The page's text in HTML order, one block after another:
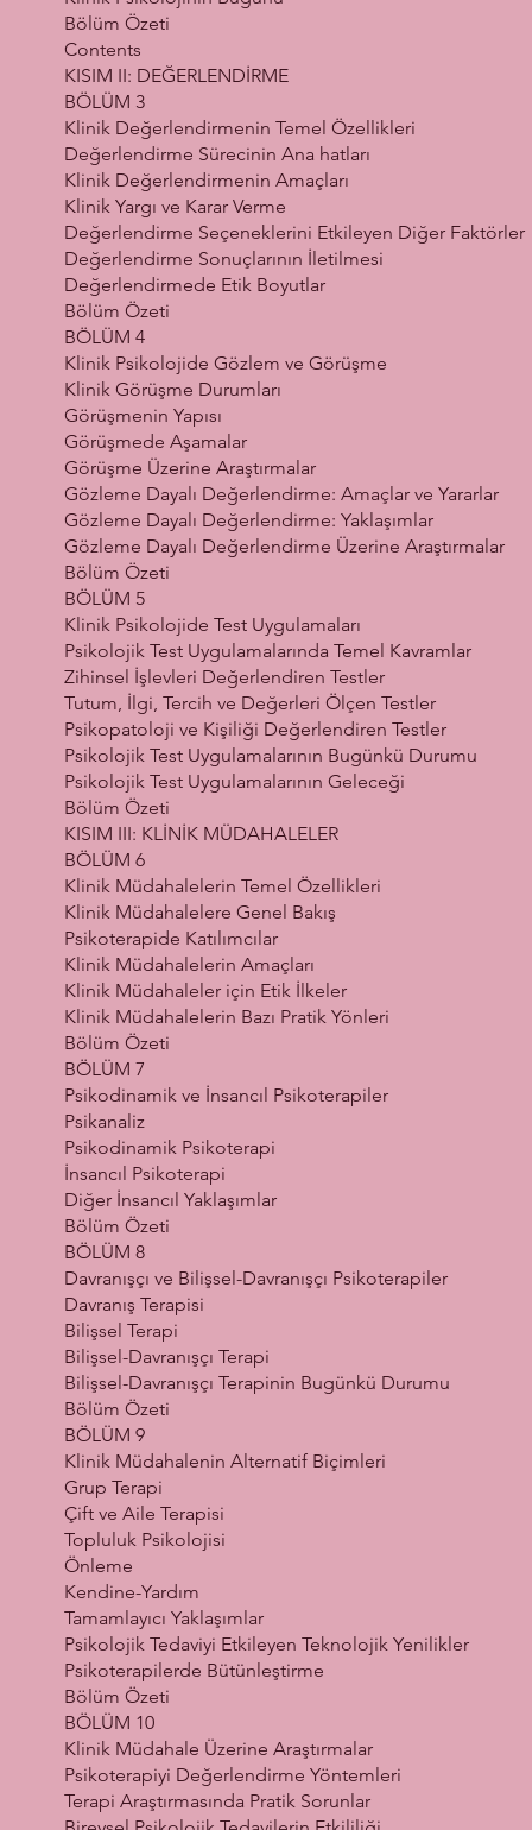
Bölüm Özeti
Contents
KISIM II: DEĞERLENDİRME
BÖLÜM 3
Klinik Değerlendirmenin Temel Özellikleri
Değerlendirme Sürecinin Ana hatları
Klinik Değerlendirmenin Amaçları
Klinik Yargı ve Karar Verme
Değerlendirme Seçeneklerini Etkileyen Diğer Faktörler
Değerlendirme Sonuçlarının İletilmesi
Değerlendirmede Etik Boyutlar
Bölüm Özeti
BÖLÜM 4
Klinik Psikolojide Gözlem ve Görüşme
Klinik Görüşme Durumları
Görüşmenin Yapısı
Görüşmede Aşamalar
Görüşme Üzerine Araştırmalar
Gözleme Dayalı Değerlendirme: Amaçlar ve Yararlar
Gözleme Dayalı Değerlendirme: Yaklaşımlar
Gözleme Dayalı Değerlendirme Üzerine Araştırmalar
Bölüm Özeti
BÖLÜM 5
Klinik Psikolojide Test Uygulamaları
Psikolojik Test Uygulamalarında Temel Kavramlar
Zihinsel İşlevleri Değerlendiren Testler
Tutum, İlgi, Tercih ve Değerleri Ölçen Testler
Psikopatoloji ve Kişiliği Değerlendiren Testler
Psikolojik Test Uygulamalarının Bugünkü Durumu
Psikolojik Test Uygulamalarının Geleceği
Bölüm Özeti
KISIM III: KLİNİK MÜDAHALELER
BÖLÜM 6
Klinik Müdahalelerin Temel Özellikleri
Klinik Müdahalelere Genel Bakış
Psikoterapide Katılımcılar
Klinik Müdahalelerin Amaçları
Klinik Müdahaleler için Etik İlkeler
Klinik Müdahalelerin Bazı Pratik Yönleri
Bölüm Özeti
BÖLÜM 7
Psikodinamik ve İnsancıl Psikoterapiler
Psikanaliz
Psikodinamik Psikoterapi
İnsancıl Psikoterapi
Diğer İnsancıl Yaklaşımlar
Bölüm Özeti
BÖLÜM 8
Davranışçı ve Bilişsel-Davranışçı Psikoterapiler
Davranış Terapisi
Bilişsel Terapi
Bilişsel-Davranışçı Terapi
Bilişsel-Davranışçı Terapinin Bugünkü Durumu
Bölüm Özeti
BÖLÜM 9
Klinik Müdahalenin Alternatif Biçimleri
Grup Terapi
Çift ve Aile Terapisi
Topluluk Psikolojisi
Önleme
Kendine-Yardım
Tamamlayıcı Yaklaşımlar
Psikolojik Tedaviyi Etkileyen Teknolojik Yenilikler
Psikoterapilerde Bütünleştirme
Bölüm Özeti
BÖLÜM 10
Klinik Müdahale Üzerine Araştırmalar
Psikoterapiyi Değerlendirme Yöntemleri
Terapi Araştırmasında Pratik Sorunlar